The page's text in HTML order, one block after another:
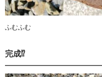
ふむふむ
完成⁉︎